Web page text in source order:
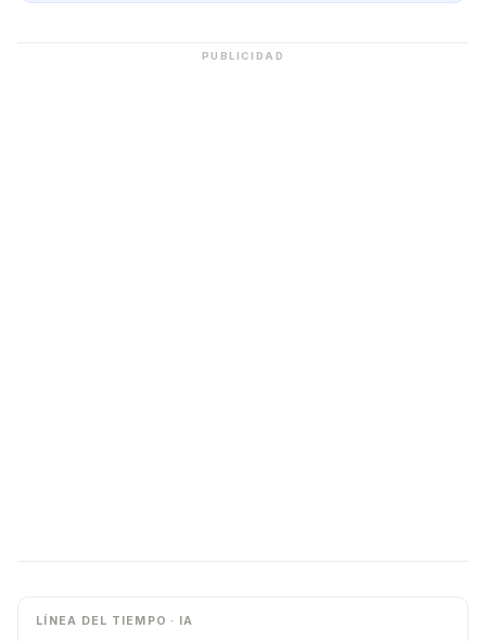
PUBLICIDAD
LÍNEA DEL TIEMPO · IA